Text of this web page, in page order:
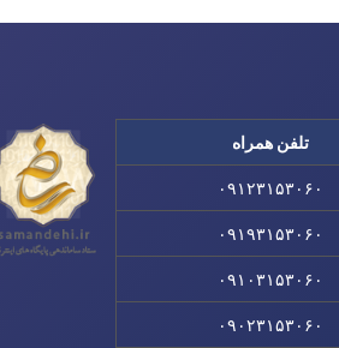
تلفن همراه
۰۹۱۲۳۱۵۳۰۶۰
۰۹۱۹۳۱۵۳۰۶۰
۰۹۱۰۳۱۵۳۰۶۰
۰۹۰۲۳۱۵۳۰۶۰